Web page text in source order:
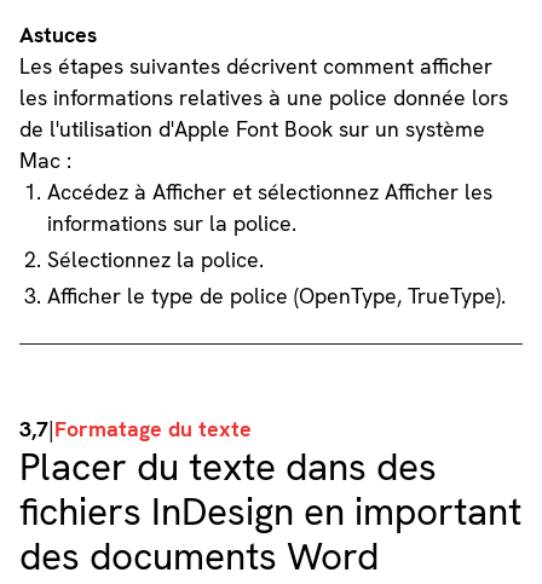
Astuces
Les étapes suivantes décrivent comment afficher
les informations relatives à une police donnée lors
de l'utilisation d'Apple Font Book sur un système
Mac :
Accédez à Afficher et sélectionnez Afficher les
informations sur la police.
Sélectionnez la police.
Afficher le type de police (OpenType, TrueType).
3,7|Formatage du texte
Placer du texte dans des
fichiers InDesign en important
des documents Word